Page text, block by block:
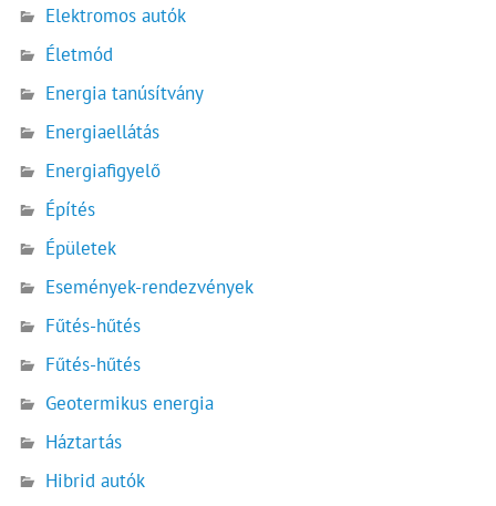
Elektromos autók
Életmód
Energia tanúsítvány
Energiaellátás
Energiafigyelő
Építés
Épületek
Események-rendezvények
Fűtés-hűtés
Fűtés-hűtés
Geotermikus energia
Háztartás
Hibrid autók